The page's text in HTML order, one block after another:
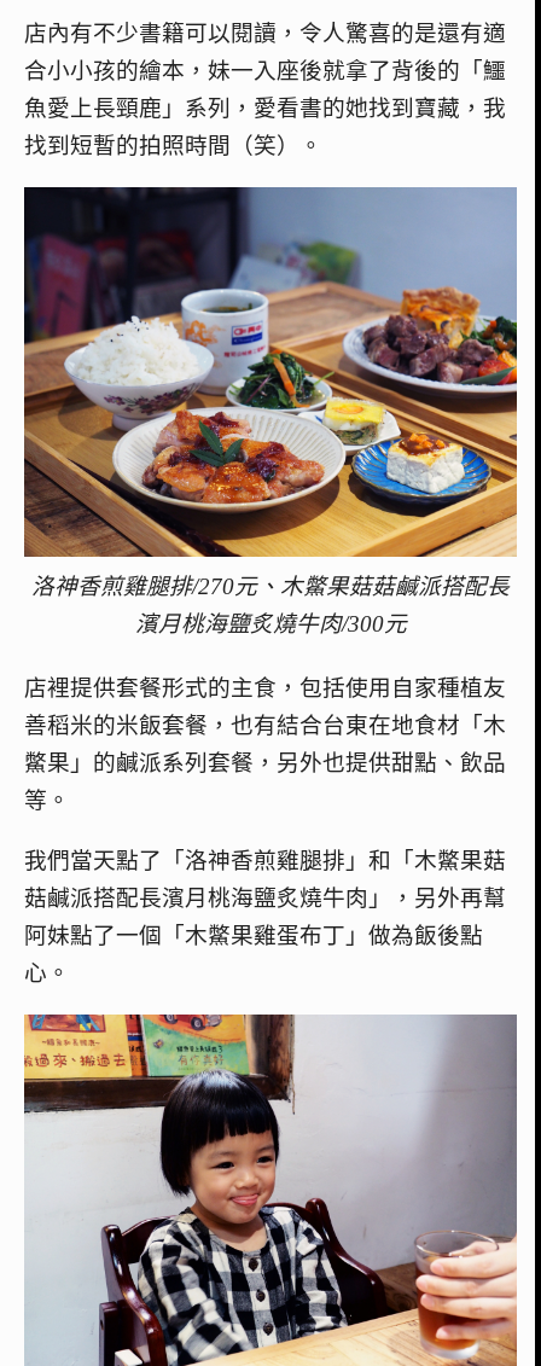
店內有不少書籍可以閱讀，令人驚喜的是還有適
合小小孩的繪本，妹一入座後就拿了背後的「鱷
魚愛上長頸鹿」系列，愛看書的她找到寶藏，我
找到短暫的拍照時間（笑）。
洛神香煎雞腿排/270元、木鱉果菇菇鹹派搭配長
濱月桃海鹽炙燒牛肉/300元
店裡提供套餐形式的主食，包括使用自家種植友
善稻米的米飯套餐，也有結合台東在地食材「木
鱉果」的鹹派系列套餐，另外也提供甜點、飲品
等。
我們當天點了「洛神香煎雞腿排」和「木鱉果菇
菇鹹派搭配長濱月桃海鹽炙燒牛肉」，另外再幫
阿妹點了一個「木鱉果雞蛋布丁」做為飯後點
心。